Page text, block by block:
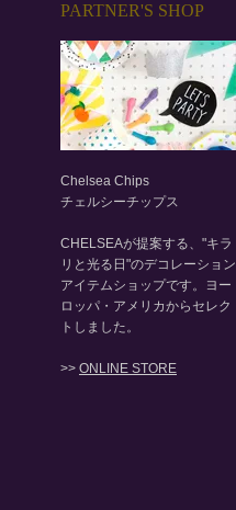
PARTNER'S SHOP
Chelsea Chips
チェルシーチップス
CHELSEAが提案する、"キラ
リと光る日"のデコレーション
アイテムショップです。ヨー
ロッパ・アメリカからセレク
トしました。
>> ONLINE STORE